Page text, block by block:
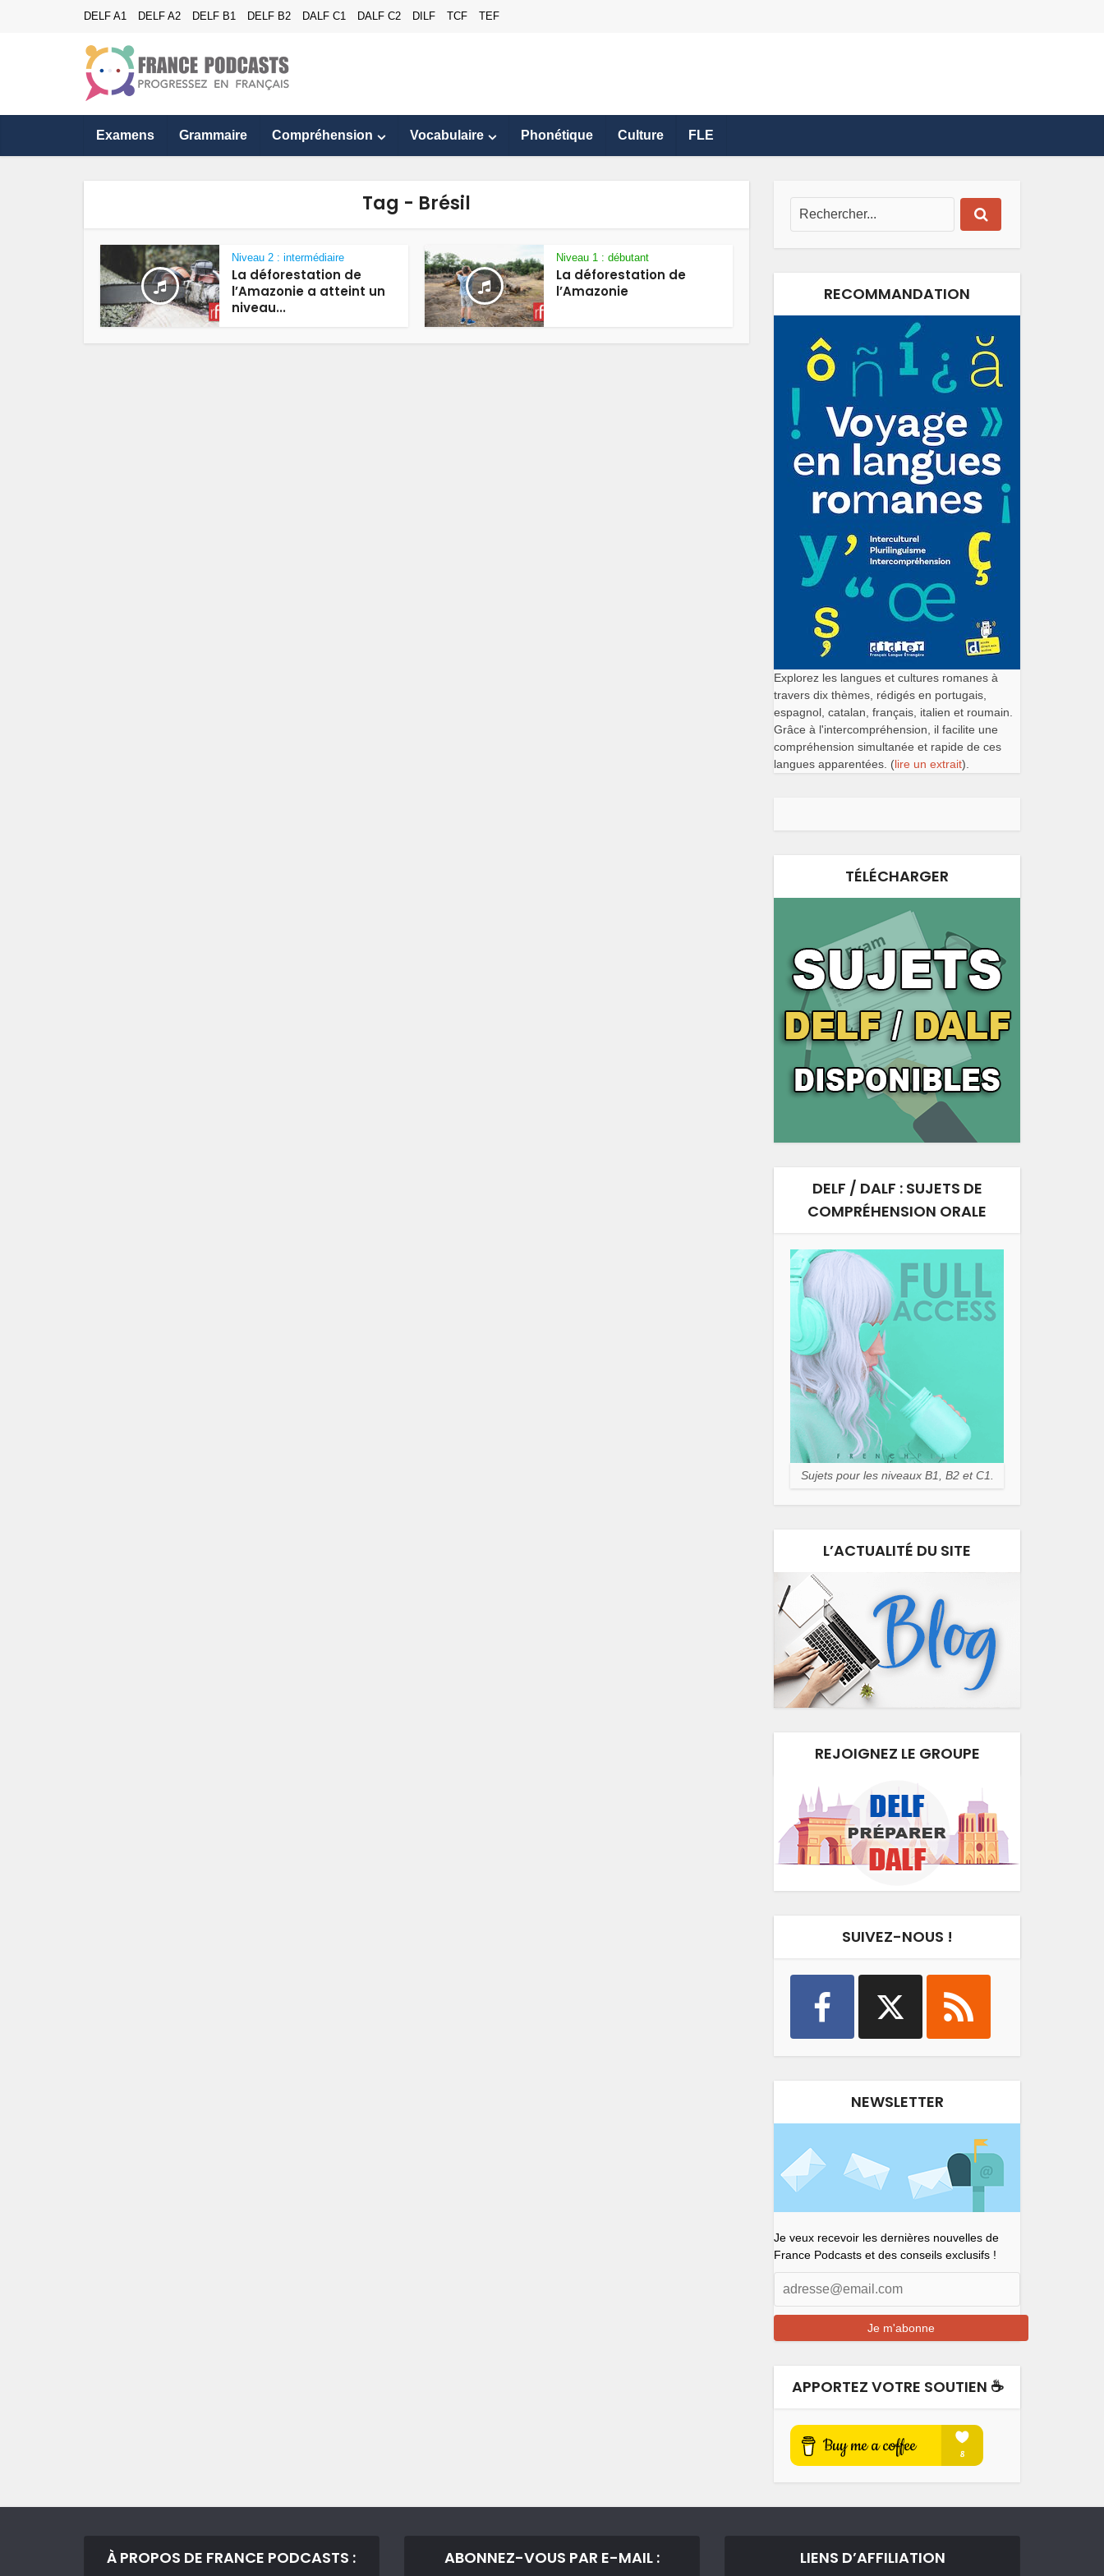
DELF A1 DELF A2 DELF B1 DELF B2 DALF C1 DALF C2 DILF TCF TEF
Examens Grammaire Compréhension Vocabulaire Phonétique Culture FLE
Tag - Brésil
Niveau 2 : intermédiaire
La déforestation de
l’Amazonie a atteint un
niveau...
Niveau 1 : débutant
La déforestation de
l’Amazonie
RECOMMANDATION
Explorez les langues et cultures romanes à
travers dix thèmes, rédigés en portugais,
espagnol, catalan, français, italien et roumain.
Grâce à l'intercompréhension, il facilite une
compréhension simultanée et rapide de ces
langues apparentées. (lire un extrait).
TÉLÉCHARGER
DELF / DALF : SUJETS DE
COMPRÉHENSION ORALE
Sujets pour les niveaux B1, B2 et C1.
L’ACTUALITÉ DU SITE
REJOIGNEZ LE GROUPE
SUIVEZ-NOUS !
NEWSLETTER
Je veux recevoir les dernières nouvelles de
France Podcasts et des conseils exclusifs !
APPORTEZ VOTRE SOUTIEN ☕️
À PROPOS DE FRANCE PODCASTS : ABONNEZ-VOUS PAR E-MAIL : LIENS D’AFFILIATION